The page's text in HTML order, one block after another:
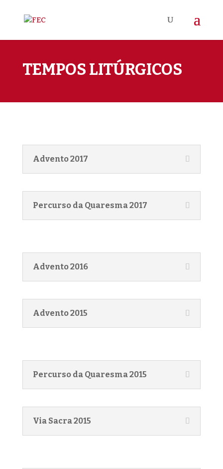
TEMPOS LITÚRGICOS
Advento 2017
Percurso da Quaresma 2017
Advento 2016
Advento 2015
Percurso da Quaresma 2015
Via Sacra 2015